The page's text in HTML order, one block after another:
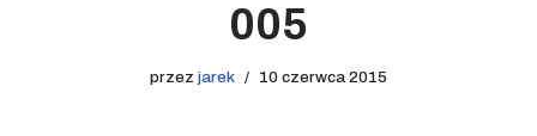
005
przez jarek 10 czerwca 2015